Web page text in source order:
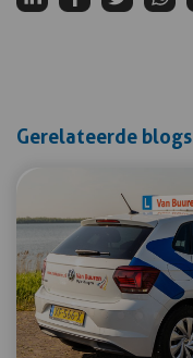
Gerelateerde blogs